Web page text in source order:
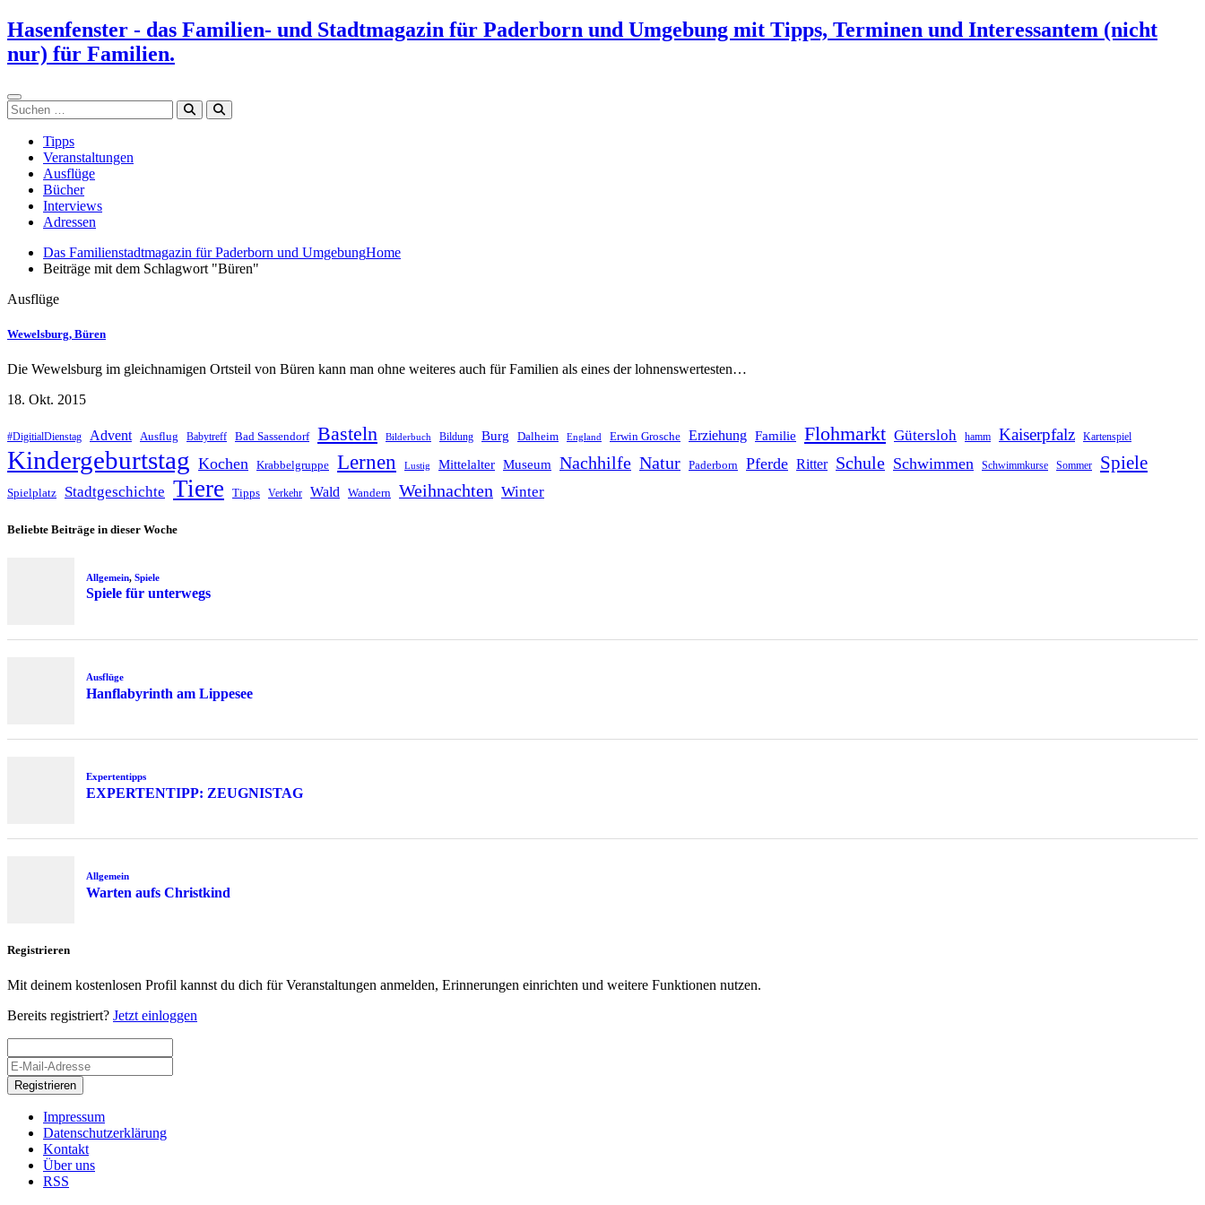
Zum
Inhalt
springen
Hasenfenster - das Familien- und Stadtmagazin für Paderborn und Umgebung mit Tipps, Terminen und Interessantem (nicht
nur) für Familien.
Suchen
Tipps
Veranstaltungen
Ausflüge
Bücher
Interviews
Adressen
Das Familienstadtmagazin für Paderborn und UmgebungHome
Beiträge mit dem Schlagwort "Büren"
Ausflüge
Wewelsburg, Büren
Die Wewelsburg im gleichnamigen Ortsteil von Büren kann man ohne weiteres auch für Familien als eines der lohnenswertesten…
18. Okt. 2015
#DigitialDienstag Advent Ausflug Babytreff Bad Sassendorf Basteln Bilderbuch Bildung Burg Dalheim England Erwin Grosche Erziehung Familie Flohmarkt Gütersloh hamm Kaiserpfalz Kartenspiel
Kindergeburtstag Kochen Krabbelgruppe Lernen Lustig Mittelalter Museum Nachhilfe Natur Paderborn Pferde Ritter Schule Schwimmen Schwimmkurse Sommer Spiele
Spielplatz Stadtgeschichte Tiere Tipps Verkehr Wald Wandern Weihnachten Winter
Beliebte Beiträge in dieser Woche
Allgemein, Spiele
Spiele für unterwegs
Ausflüge
Hanflabyrinth am Lippesee
Expertentipps
EXPERTENTIPP: ZEUGNISTAG
Allgemein
Warten aufs Christkind
Registrieren
Mit deinem kostenlosen Profil kannst du dich für Veranstaltungen anmelden, Erinnerungen einrichten und weitere Funktionen nutzen.
Bereits registriert? Jetzt einloggen
Registrieren
Impressum
Datenschutzerklärung
Kontakt
Über uns
RSS